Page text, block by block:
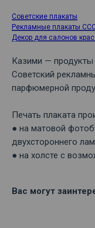
Советские плакаты
Рекламные плакаты
Декор для салонов
Казими —
Советский
парфюмерной
Печать плаката
● на матовой
двухстороннего
● на холсте с
Вас могут